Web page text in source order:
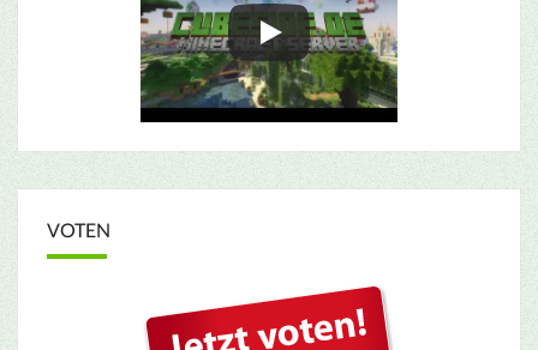
VOTEN